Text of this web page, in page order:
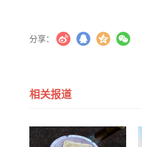
分享：
相关报道